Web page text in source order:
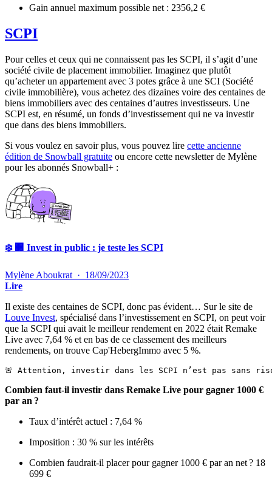
Gain annuel maximum possible net : 2356,2 €
SCPI
Pour celles et ceux qui ne connaissent pas les SCPI, il s’agit d’une
société civile de placement immobilier. Imaginez que plutôt
qu’acheter un appartement avec 3 potes grâce à une SCI (Société
civile immobilière), vous achetez des dizaines voire des centaines de
biens immobiliers avec des centaines d’autres investisseurs. Une
SCPI est, en résumé, un fonds d’investissement qui ne va investir
que dans des biens immobiliers.
Si vous voulez en savoir plus, vous pouvez lire cette ancienne
édition de Snowball gratuite ou encore cette newsletter de Mylène
pour les abonnés Snowball+ :
❄️ 🏢 Invest in public : je teste les SCPI
Mylène Aboukrat· 18/09/2023
Lire
Il existe des centaines de SCPI, donc pas évident… Sur le site de
Louve Invest, spécialisé dans l’investissement en SCPI, on peut voir
que la SCPI qui avait le meilleur rendement en 2022 était Remake
Live avec 7,64 % et en bas de ce classement des meilleurs
rendements, on trouve Cap'HebergImmo avec 5 %.
🚨 Attention, investir dans les SCPI n’est pas sans
Combien faut-il investir dans Remake Live pour gagner 1000 €
par an ?
Taux d’intérêt actuel : 7,64 %
Imposition : 30 % sur les intérêts
Combien faudrait-il placer pour gagner 1000 € par an net ? 18
699 €